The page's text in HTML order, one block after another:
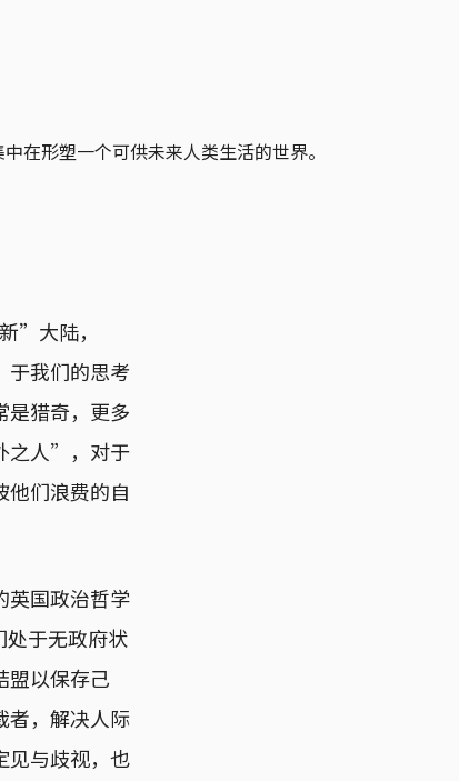
在形塑一个可供未来人类生活的世界。
”大陆，
我们的思考
是猎奇，更多
之人”，对于
们浪费的自
国政治哲学
于无政府状
盟以保存己
者，解决人际
与歧视，也